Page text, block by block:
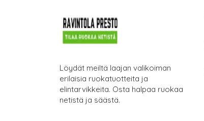
Löydät meiltä laajan valikoiman
erilaisia ruokatuotteita ja
elintarvikkeita. Osta halpaa ruokaa
netistä ja säästä.